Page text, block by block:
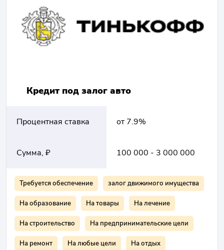
Кредит под залог авто
Процентная ставка от 7.9%
Сумма, ₽ 100 000 - 3 000 000
Требуется обеспечение залог движимого имущества
На образование На товары На лечение
На строительство На предпринимательские цели
На ремонт На любые цели На отдых